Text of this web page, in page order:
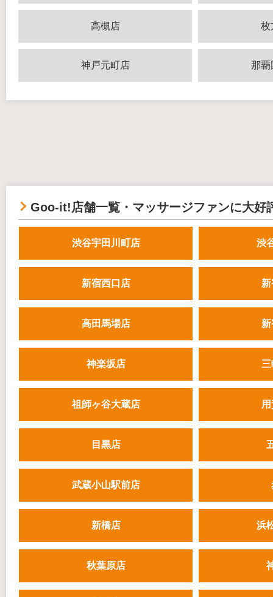
高槻店 枚
神戸元町店 那覇
Goo-it!店舗一覧・マッサージファンに大好
渋谷宇田川町店 渋
新宿西口店
高田馬場店
神楽坂店
祖師ヶ谷大蔵店
目黒店
武蔵小山駅前店
新橋店 浜
秋葉原店